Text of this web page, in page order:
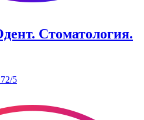
Стоматология.
5